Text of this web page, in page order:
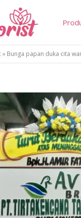
Bunga papan duka cita